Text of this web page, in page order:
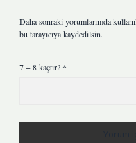
Daha sonraki yorumlarımda
bu tarayıcıya kaydedilsin.
7 + 8 kaçtır? *